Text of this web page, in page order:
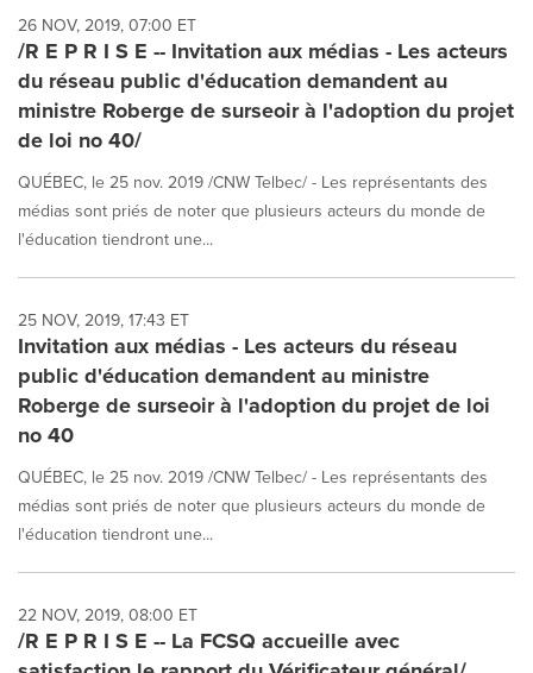
26 NOV, 2019, 07:00 ET
/R E P R I S E -- Invitation aux médias - Les acteurs
du réseau public d'éducation demandent au
ministre Roberge de surseoir à l'adoption du projet
de loi no 40/
QUÉBEC, le 25 nov. 2019 /CNW Telbec/ - Les représentants des
médias sont priés de noter que plusieurs acteurs du monde de
l'éducation tiendront une...
25 NOV, 2019, 17:43 ET
Invitation aux médias - Les acteurs du réseau
public d'éducation demandent au ministre
Roberge de surseoir à l'adoption du projet de loi
no 40
QUÉBEC, le 25 nov. 2019 /CNW Telbec/ - Les représentants des
médias sont priés de noter que plusieurs acteurs du monde de
l'éducation tiendront une...
22 NOV, 2019, 08:00 ET
/R E P R I S E -- La FCSQ accueille avec